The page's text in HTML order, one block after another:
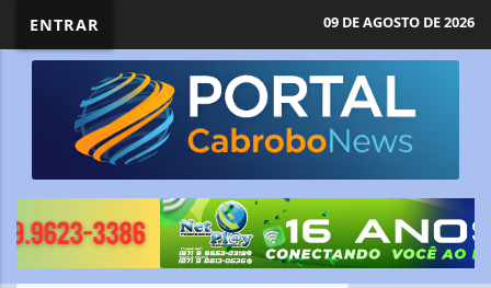
ENTRAR 09 DE AGOSTO DE 2026